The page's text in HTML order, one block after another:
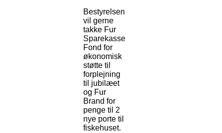
Bestyrelsen
vil gerne
takke Fur
Sparekasse
Fond for
økonomisk
støtte til
forplejning
til jubilæet
og Fur
Brand for
penge til 2
nye porte til
fiskehuset.